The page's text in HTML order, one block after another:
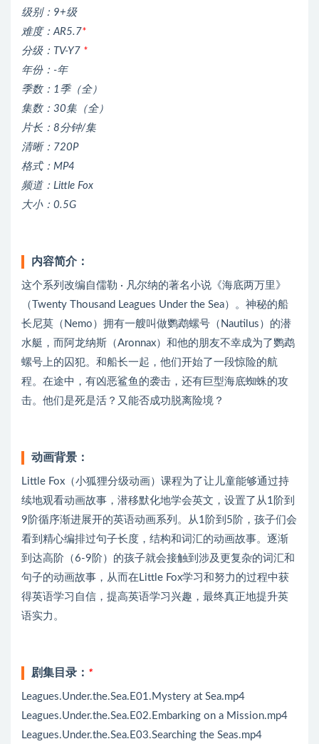
级别：9+级
难度：AR5.7*
分级：TV-Y7 *
年份：-年
季数：1季（全）
集数：30集（全）
片长：8分钟/集
清晰：720P
格式：MP4
频道：Little Fox
大小：0.5G
内容简介：
这个系列改编自儒勒 · 凡尔纳的著名小说《海底两万里》
（Twenty Thousand Leagues Under the Sea）。神秘的船
长尼莫（Nemo）拥有一艘叫做鹦鹉螺号（Nautilus）的潜
水艇，而阿龙纳斯（Aronnax）和他的朋友不幸成为了鹦鹉
螺号上的囚犯。和船长一起，他们开始了一段惊险的航
程。在途中，有凶恶鲨鱼的袭击，还有巨型海底蜘蛛的攻
击。他们是死是活？又能否成功脱离险境？
动画背景：
Little Fox（小狐狸分级动画）课程为了让儿童能够通过持
续地观看动画故事，潜移默化地学会英文，设置了从1阶到
9阶循序渐进展开的英语动画系列。从1阶到5阶，孩子们会
看到精心编排过句子长度，结构和词汇的动画故事。逐渐
到达高阶（6-9阶）的孩子就会接触到涉及更复杂的词汇和
句子的动画故事，从而在Little Fox学习和努力的过程中获
得英语学习自信，提高英语学习兴趣，最终真正地提升英
语实力。
剧集目录： *
Leagues.Under.the.Sea.E01.Mystery at Sea.mp4
Leagues.Under.the.Sea.E02.Embarking on a Mission.mp4
Leagues.Under.the.Sea.E03.Searching the Seas.mp4